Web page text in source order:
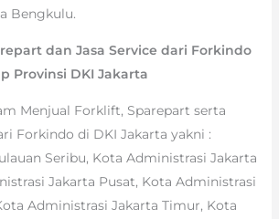
Bengkulu.
dan Jasa Service dari Forkindo
Provinsi DKI Jakarta
Menjual Forklift, Sparepart serta
Forkindo di DKI Jakarta yakni :
Seribu, Kota Administrasi Jakarta
Jakarta Pusat, Kota Administrasi
Administrasi Jakarta Timur, Kota